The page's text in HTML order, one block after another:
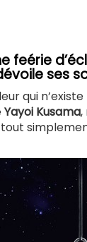
feérie
ses
qui
Yayoi Kusama,
tout